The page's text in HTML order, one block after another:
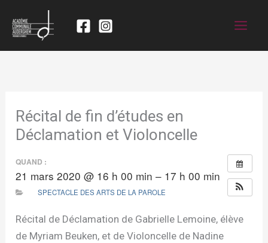
Récital de fin d’études en
Déclamation et Violoncelle
QUAND :
21 mars 2020 @ 16 h 00 min – 17 h 00 min
SPECTACLE DES ARTS DE LA PAROLE
Récital de Déclamation de Gabrielle Lemoine, élève
de Myriam Beuken, et de Violoncelle de Nadine